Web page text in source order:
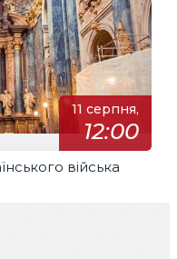
11 серпня,
12:00
війська